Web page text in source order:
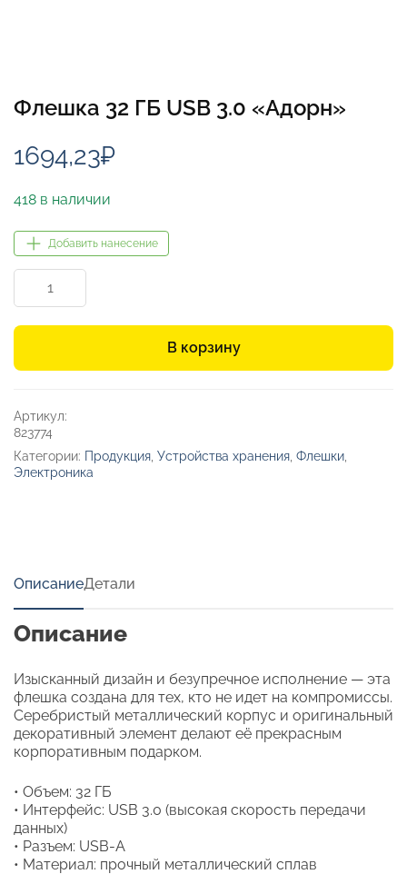
Флешка 32 ГБ USB 3.0 «Адорн»
1694,23₽
418 в наличии
Добавить нанесение
Количество
товара
Флешка
32
USB
В корзину
Артикул:
823774
Категории: Продукция Устройства хранения Флешки
Электроника
ОписаниеДетали
Описание
Изысканный дизайн и безупречное исполнение — эта
флешка создана для тех, кто не идет на компромиссы.
Серебристый металлический корпус и оригинальный
декоративный элемент делают её прекрасным
корпоративным подарком.
• Объем: 32 ГБ
• Интерфейс: USB 3.0 (высокая скорость передачи
данных)
• Разъем: USB-A
• Материал: прочный металлический сплав